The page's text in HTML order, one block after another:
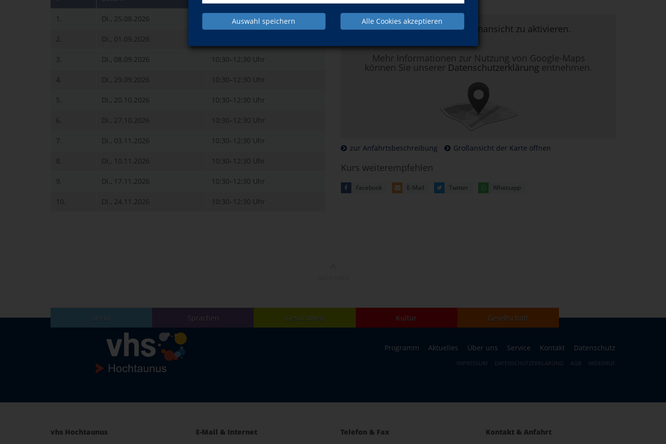
Auswahl speichern Alle Cookies akzeptieren
Hier klicken, um Kartenansicht zu aktivieren.
Mehr Informationen zur Nutzung von Google-Maps
können Sie unserer Datenschutzerklärung entnehmen.
zur Anfahrtsbeschreibung Großansicht der Karte öffnen
Kurs weiterempfehlen
Facebook E-Mail Twitter Whatsapp
1. Di., 25.08.2026 10:30–12:30 Uhr
2. Di., 01.09.2026
3. Di., 08.09.2026 10:30–12:30 Uhr
4. Di., 29.09.2026 10:30–12:30 Uhr
5. Di., 20.10.2026 10:30–12:30 Uhr
6. Di., 27.10.2026 10:30–12:30 Uhr
7. Di., 03.11.2026 10:30–12:30 Uhr
8. Di., 10.11.2026 10:30–12:30 Uhr
9. Di., 17.11.2026 10:30–12:30 Uhr
10. Di., 24.11.2026 10:30–12:30 Uhr
Beruf Sprachen Gesundheit Kultur Gesellschaft
Programm Aktuelles Über uns Service Kontakt Datenschutz
IMPRESSUM DATENSCHUTZERKLÄRUNG AGB WIDERRUF
vhs Hochtaunus
E-Mail & Internet
Telefon & Fax
Kontakt & Anfahrt